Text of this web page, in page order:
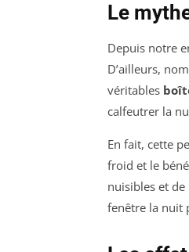
Le
Depuis notre
D’ailleurs,
véritables
calfeutrer la
En fait, cette
froid et le
nuisibles et
fenêtre la nuit